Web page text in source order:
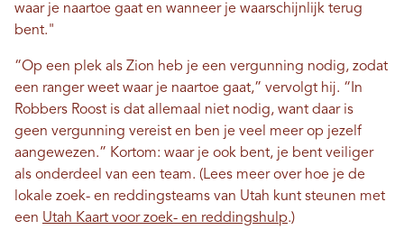
waar je naartoe gaat en wanneer je waarschijnlijk terug
bent."
“Op een plek als Zion heb je een vergunning nodig, zodat
een ranger weet waar je naartoe gaat,” vervolgt hij. “In
Robbers Roost is dat allemaal niet nodig, want daar is
geen vergunning vereist en ben je veel meer op jezelf
aangewezen.” Kortom: waar je ook bent, je bent veiliger
als onderdeel van een team. (Lees meer over hoe je de
lokale zoek- en reddingsteams van Utah kunt steunen met
een Utah Kaart voor zoek- en reddingshulp.)